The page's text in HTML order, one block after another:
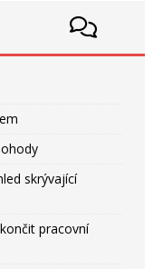
skrývající
pracovní